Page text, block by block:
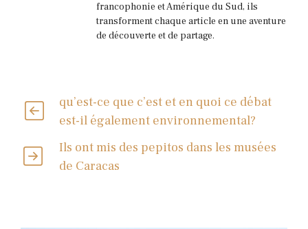
francophonie et Amérique du Sud, ils
transforment chaque article en une aventure
de découverte et de partage.
qu’est-ce que c’est et en quoi ce débat
est-il également environnemental?
Ils ont mis des pepitos dans les musées
de Caracas